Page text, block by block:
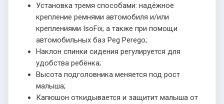
Установка тремя способами: надёжное
крепление ремнями автомобиля и/или
креплениями IsoFix; а также при помощи
автомобильных баз Peg Perego;
Наклон спинки сидения регулируется для
удобства ребёнка;
Высота подголовника меняется под рост
малыша;
Капюшон откидывается и защитит малыша от